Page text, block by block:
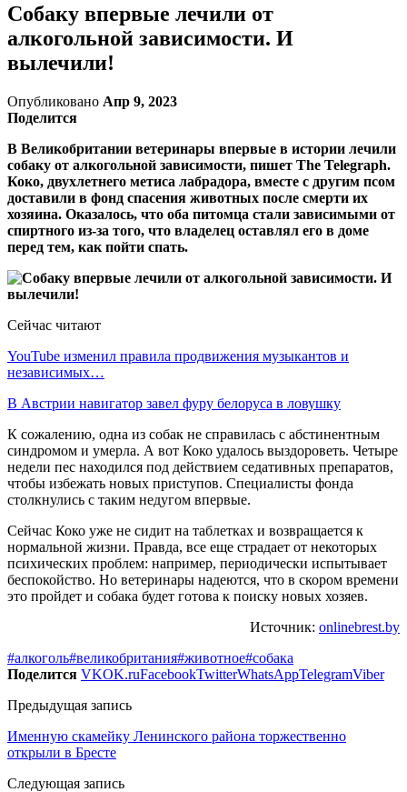
Собаку впервые лечили от
алкогольной зависимости. И
вылечили!
Опубликовано Апр 9, 2023
Поделится
В Великобритании ветеринары впервые в истории лечили
собаку от алкогольной зависимости, пишет The Telegraph.
Коко, двухлетнего метиса лабрадора, вместе с другим псом
доставили в фонд спасения животных после смерти их
хозяина. Оказалось, что оба питомца стали зависимыми от
спиртного из-за того, что владелец оставлял его в доме
перед тем, как пойти спать.
Сейчас читают
YouTube изменил правила продвижения музыкантов и
независимых…
В Австрии навигатор завел фуру белоруса в ловушку
К сожалению, одна из собак не справилась с абстинентным
синдромом и умерла. А вот Коко удалось выздороветь. Четыре
недели пес находился под действием седативных препаратов,
чтобы избежать новых приступов. Специалисты фонда
столкнулись с таким недугом впервые.
Сейчас Коко уже не сидит на таблетках и возвращается к
нормальной жизни. Правда, все еще страдает от некоторых
психических проблем: например, периодически испытывает
беспокойство. Но ветеринары надеются, что в скором времени
это пройдет и собака будет готова к поиску новых хозяев.
Источник: onlinebrest.by
#алкоголь#великобритания#животное#собака
Поделится VKOK.ruFacebookTwitterWhatsAppTelegramViber
Предыдущая запись
Именную скамейку Ленинского района торжественно
открыли в Бресте
Следующая запись